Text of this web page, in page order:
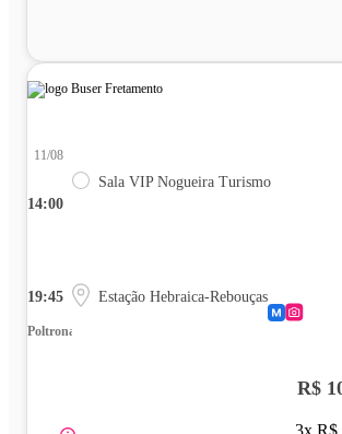
14:00
11/08
Sala VIP Nogueira Turismo
19:45 Estação Hebraica-Rebouças
Poltrona
R$